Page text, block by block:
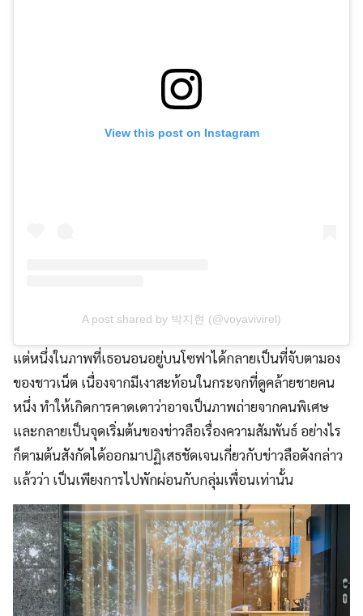
View this post on Instagram
A post shared by 박지현 (@voyavivirel)
แต่หนึ่งในภาพที่เธอนอนอยู่บนโซฟาได้กลายเป็นที่จับตามอง
ของชาวเน็ต เนื่องจากมีเงาสะท้อนในกระจกที่ดูคล้ายชายคน
หนึ่ง ทำให้เกิดการคาดเดาว่าอาจเป็นภาพถ่ายจากคนพิเศษ
และกลายเป็นจุดเริ่มต้นของข่าวลือเรื่องความสัมพันธ์ อย่างไร
ก็ตามต้นสังกัดได้ออกมาปฏิเสธชัดเจนเกี่ยวกับข่าวลือดังกล่าว
แล้วว่า เป็นเพียงการไปพักผ่อนกับกลุ่มเพื่อนเท่านั้น